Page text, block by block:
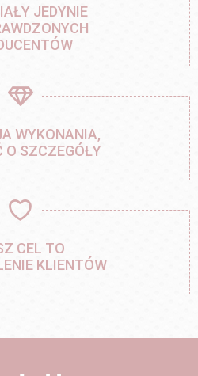
JEDYNIE
WYKONANIA,
O SZCZEGÓŁY
CEL TO
KLIENTÓW